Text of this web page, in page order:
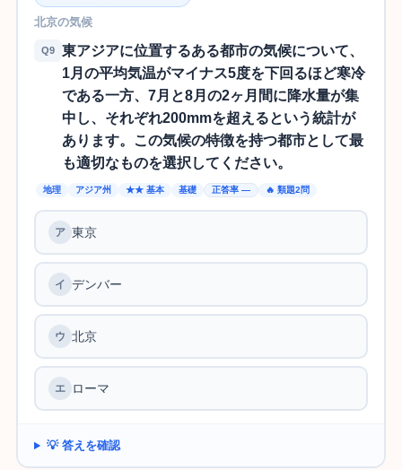
北京の気候
Q9
東アジアに位置するある都市の気候について、
1月の平均気温がマイナス5度を下回るほど寒冷
である一方、7月と8月の2ヶ月間に降水量が集
中し、それぞれ200mmを超えるという統計が
あります。この気候の特徴を持つ都市として最
も適切なものを選択してください。
地理 アジア州 ★★ 基本 基礎 正答率 — 🔥 類題2問
東京
デンバー
北京
ローマ
💡 答えを確認